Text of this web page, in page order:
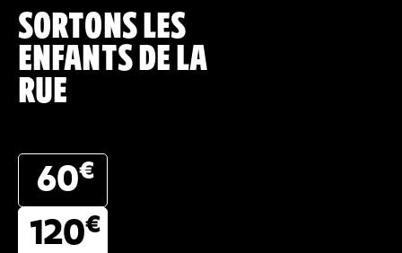
SORTONS LES
ENFANTS DE LA
RUE
60€
120€